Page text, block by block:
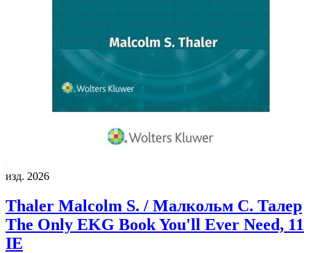
изд. 2026
Thaler Malcolm S. / Малкольм С. Талер
The Only EKG Book You'll Ever Need, 11
IE